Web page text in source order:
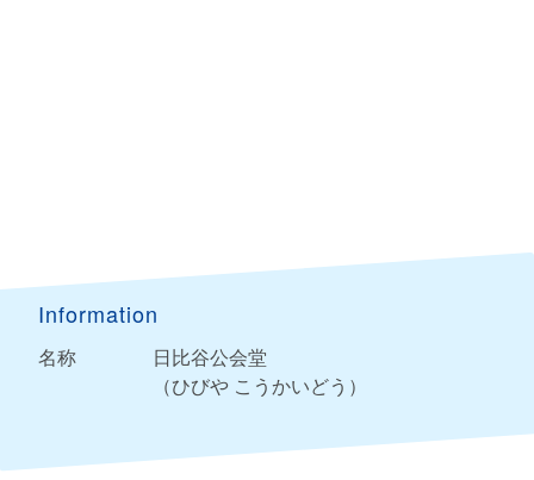
Information
名称
日比谷公会堂
（ひびや こうかいどう）